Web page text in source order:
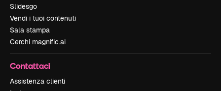
Slidesgo
Vendi i tuoi contenuti
Sala stampa
Cerchi magnific.ai
Contattaci
Assistenza clienti